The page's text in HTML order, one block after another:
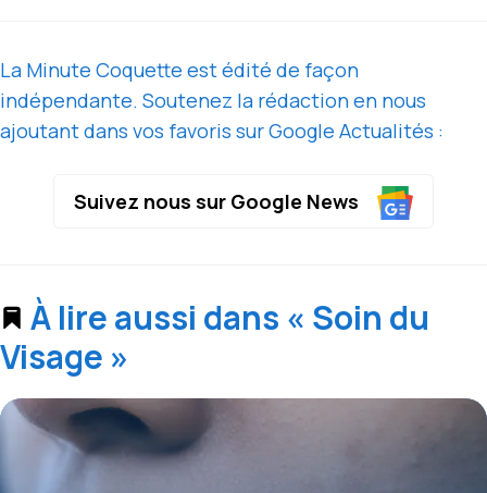
La Minute Coquette est édité de façon
indépendante. Soutenez la rédaction en nous
ajoutant dans vos favoris sur Google Actualités :
Suivez nous sur Google News
À lire aussi dans « Soin du
Visage »